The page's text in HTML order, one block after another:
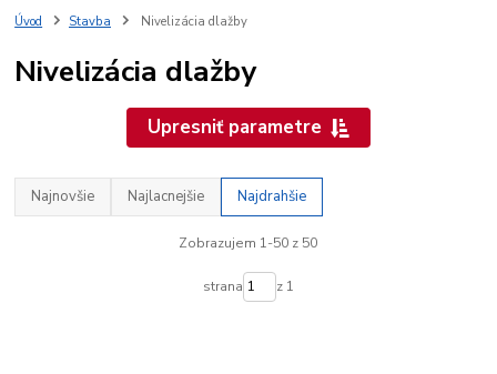
Úvod Stavba Nivelizácia dlažby
Nivelizácia dlažby
Upresniť parametre
Najnovšie Najlacnejšie Najdrahšie
Zobrazujem 1-50 z 50
strana z 1